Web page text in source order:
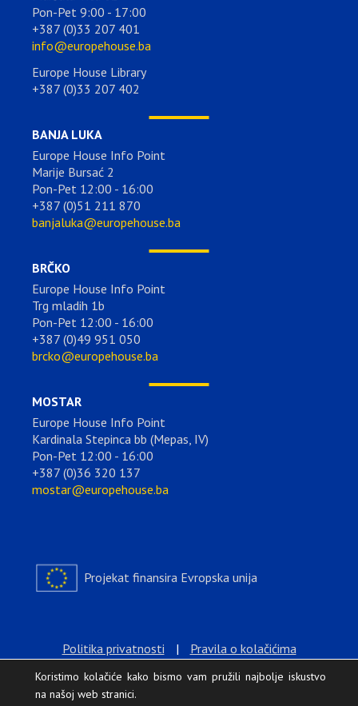
Pon-Pet 9:00 - 17:00
+387 (0)33 207 401
info@europehouse.ba
Europe House Library
+387 (0)33 207 402
BANJA LUKA
Europe House Info Point
Marije Bursać 2
Pon-Pet 12:00 - 16:00
+387 (0)51 211 870
banjaluka@europehouse.ba
BRČKO
Europe House Info Point
Trg mladih 1b
Pon-Pet 12:00 - 16:00
+387 (0)49 951 050
brcko@europehouse.ba
MOSTAR
Europe House Info Point
Kardinala Stepinca bb (Mepas, IV)
Pon-Pet 12:00 - 16:00
+387 (0)36 320 137
mostar@europehouse.ba
Projekat finansira Evropska unija
Politika privatnosti | Pravila o kolačićima
Koristimo kolačiće kako bismo vam pružili najbolje iskustvo
na našoj web stranici.